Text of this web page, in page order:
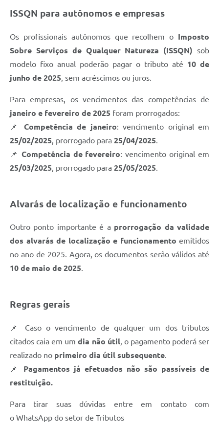
ISSQN para autônomos e empresas
Os profissionais autônomos que recolhem o Imposto
Sobre Serviços de Qualquer Natureza (ISSQN) sob
modelo fixo anual poderão pagar o tributo até 10 de
junho de 2025, sem acréscimos ou juros.
Para empresas, os vencimentos das competências de
janeiro e fevereiro de 2025 foram prorrogados:
📌 Competência de janeiro: vencimento original em
25/02/2025, prorrogado para 25/04/2025.
📌 Competência de fevereiro: vencimento original em
25/03/2025, prorrogado para 25/05/2025.
Alvarás de localização e funcionamento
Outro ponto importante é a prorrogação da validade
dos alvarás de localização e funcionamento emitidos
no ano de 2025. Agora, os documentos serão válidos até
10 de maio de 2025.
Regras gerais
📌 Caso o vencimento de qualquer um dos tributos
citados caia em umdia não útil, o pagamento poderá ser
realizado no primeiro dia útil subsequente.
📌 Pagamentos já efetuados não são passíveis de
restituição.
Para tirar suas dúvidas entre em contato com
o WhatsApp do setor de Tributos